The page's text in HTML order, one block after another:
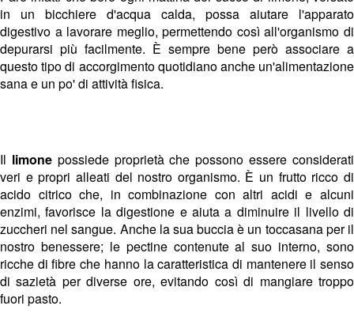
in un bicchiere d'acqua calda, possa aiutare l'apparato
digestivo a lavorare meglio, permettendo così all'organismo di
depurarsi più facilmente. È sempre bene però associare a
questo tipo di accorgimento quotidiano anche un'alimentazione
sana e un po' di attività fisica.
Il limonepossiede proprietà che possono essere considerati
veri e propri alleati del nostro organismo. È un frutto ricco di
acido citrico che, in combinazione con altri acidi e alcuni
enzimi, favorisce la digestione e aiuta a diminuire il livello di
zuccheri nel sangue. Anche la sua buccia è un toccasana per il
nostro benessere; le pectine contenute al suo interno, sono
ricche di fibre che hanno la caratteristica di mantenere il senso
di sazietà per diverse ore, evitando così di mangiare troppo
fuori pasto.